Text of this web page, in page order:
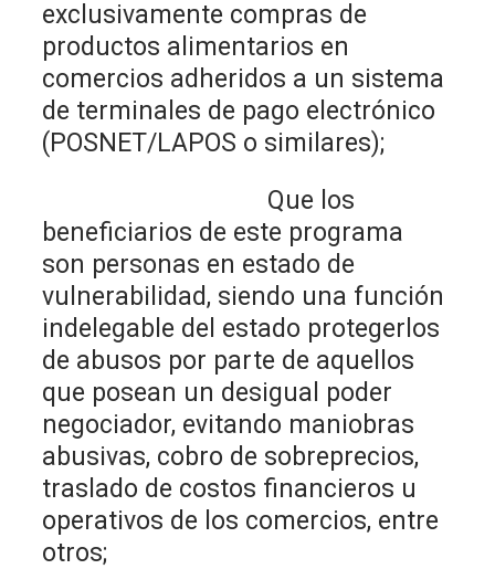
exclusivamente compras de
productos alimentarios en
comercios adheridos a un sistema
de terminales de pago electrónico
(POSNET/LAPOS o similares);
Que los
beneficiarios de este programa
son personas en estado de
vulnerabilidad, siendo una función
indelegable del estado protegerlos
de abusos por parte de aquellos
que posean un desigual poder
negociador, evitando maniobras
abusivas, cobro de sobreprecios,
traslado de costos financieros u
operativos de los comercios, entre
otros;